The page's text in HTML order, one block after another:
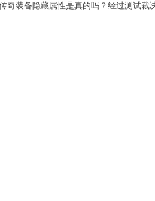
奇装备隐藏属性是真的吗？经过测试裁